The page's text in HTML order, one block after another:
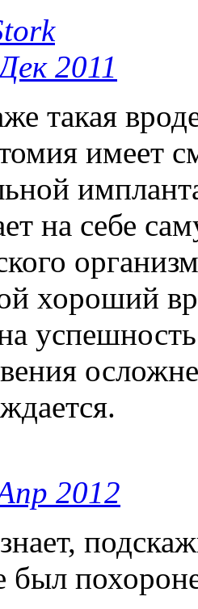
2011
такая
имеет
на себе
хороший
2012
был